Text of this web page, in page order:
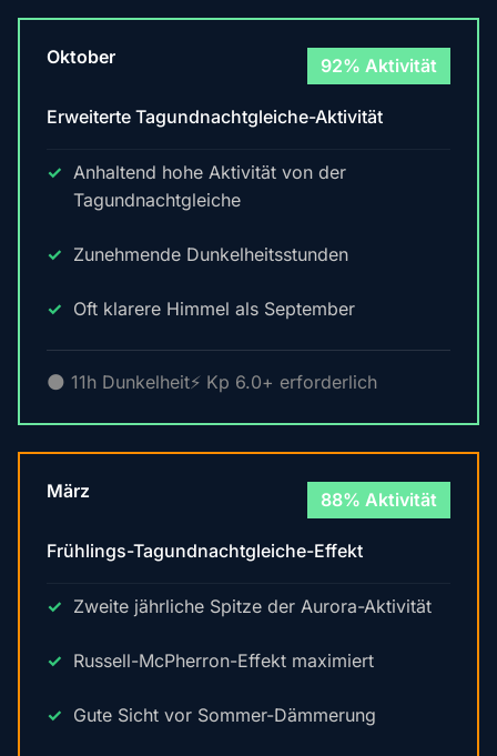
Oktober 92% Aktivität
Erweiterte Tagundnachtgleiche-Aktivität
Anhaltend hohe Aktivität von der
Tagundnachtgleiche
Zunehmende Dunkelheitsstunden
Oft klarere Himmel als September
🌑 11h Dunkelheit⚡ Kp 6.0+ erforderlich
März 88% Aktivität
Frühlings-Tagundnachtgleiche-Effekt
Zweite jährliche Spitze der Aurora-Aktivität
Russell-McPherron-Effekt maximiert
Gute Sicht vor Sommer-Dämmerung